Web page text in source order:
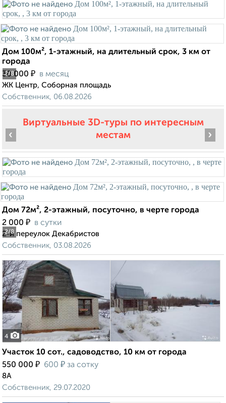
2/8
Дом 100м², 1-этажный, на длительный срок, 3 км от
города
30 000 ₽ в месяц
ЖК Центр, Соборная площадь
Собственник, 06.08.2026
Виртуальные 3D-туры по интересным
местам
2/8
‹ ›
Дом 72м², 2-этажный, посуточно, в черте города
2 000 ₽ в сутки
2-й переулок Декабристов
Собственник, 03.08.2026
4
Участок 10 сот., садоводство, 10 км от города
550 000 ₽ 600 ₽ за сотку
8А
Собственник, 29.07.2020